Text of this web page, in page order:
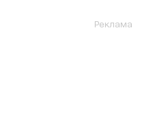
Реклама